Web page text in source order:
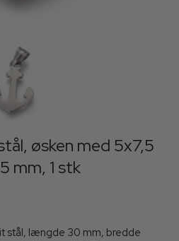
øsken med 5x7,5
mm, 1 stk
stål, længde 30 mm, bredde